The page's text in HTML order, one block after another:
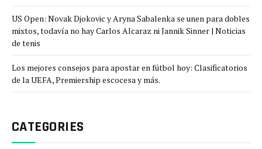
US Open: Novak Djokovic y Aryna Sabalenka se unen para dobles
mixtos, todavía no hay Carlos Alcaraz ni Jannik Sinner | Noticias
de tenis
Los mejores consejos para apostar en fútbol hoy: Clasificatorios
de la UEFA, Premiership escocesa y más.
CATEGORIES